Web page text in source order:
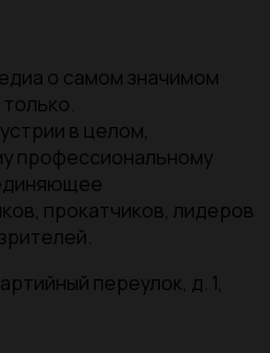
о самом значимом
в целом,
профессиональному
прокатчиков, лидеров
переулок, д. 1,